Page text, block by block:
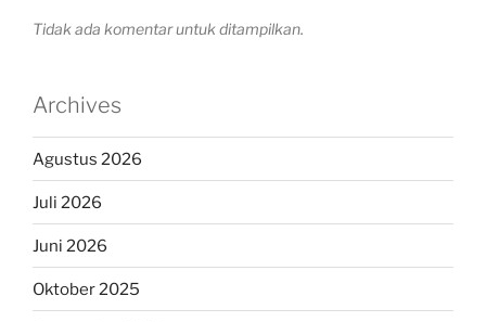
Tidak ada komentar untuk ditampilkan.
Archives
Agustus 2026
Juli 2026
Juni 2026
Oktober 2025